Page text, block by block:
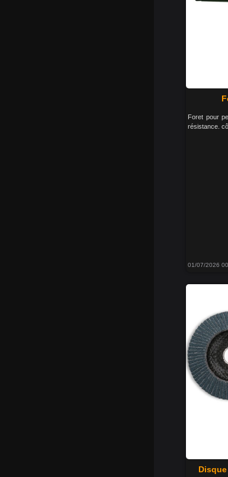
Foret pour
résistance.
01/07/2026